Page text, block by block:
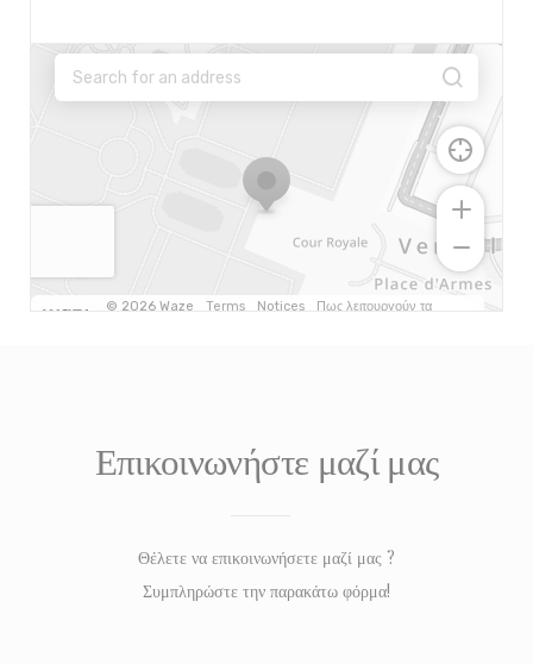
Επικοινωνήστε μαζί μας
Θέλετε να επικοινωνήσετε μαζί μας ?
Συμπληρώστε την παρακάτω φόρμα!